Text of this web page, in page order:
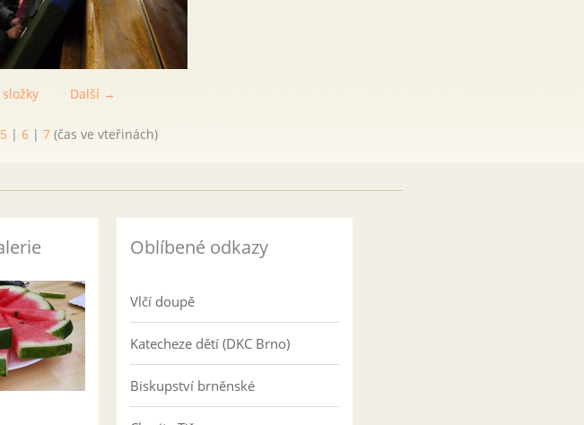
Další →
5 | 6 | 7 (čas ve vteřinách)
Oblíbené odkazy
Vlčí doupě
Katecheze dětí (DKC Brno)
Biskupství brněnské